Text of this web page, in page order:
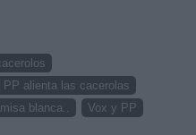
PP alienta las cacerolas
blanca..
Vox y PP